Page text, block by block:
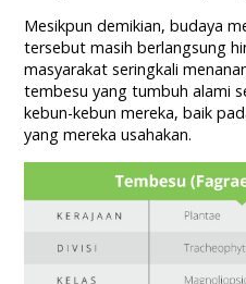
Mesikpun demikian, budaya
tersebut masih berlangsung
masyarakat seringkali
tembesu yang tumbuh alami
kebun-kebun mereka, baik
yang mereka usahakan.